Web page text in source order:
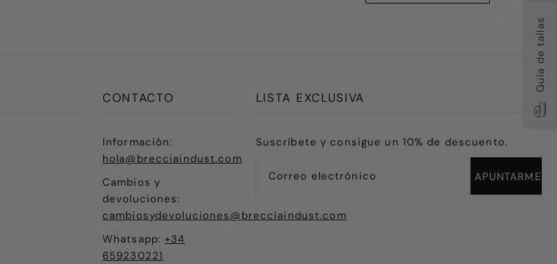
CONTACTO
Información:
hola@brecciaindust.com
Cambios y
devoluciones:
cambiosydevoluciones@brecciaindust.com
Whatsapp:+34
659230221
LISTA EXCLUSIVA
Suscríbete y consigue un 10% de descuento.
Guía de tallas